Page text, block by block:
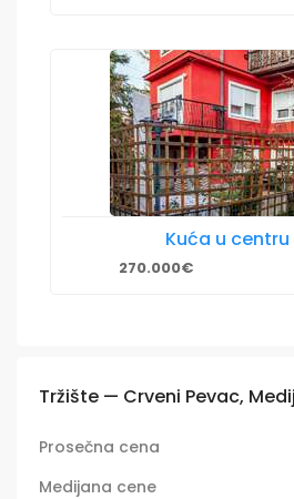
Kuća u centru
270.000€
Tržište — Crveni Pevac,
Prosečna cena
Medijana cene